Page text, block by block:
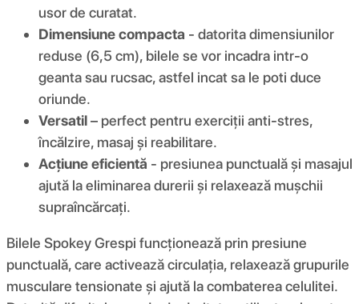
usor de curatat.
Dimensiune compacta - datorita dimensiunilor
reduse (6,5 cm), bilele se vor incadra intr-o
geanta sau rucsac, astfel incat sa le poti duce
oriunde.
Versatil– perfect pentru exerciții anti-stres,
încălzire, masaj și reabilitare.
Acțiune eficientă - presiunea punctuală și masajul
ajută la eliminarea durerii și relaxează mușchii
supraîncărcați.
Bilele Spokey Grespi funcționează prin presiune
punctuală, care activează circulația, relaxează grupurile
musculare tensionate și ajută la combaterea celulitei.